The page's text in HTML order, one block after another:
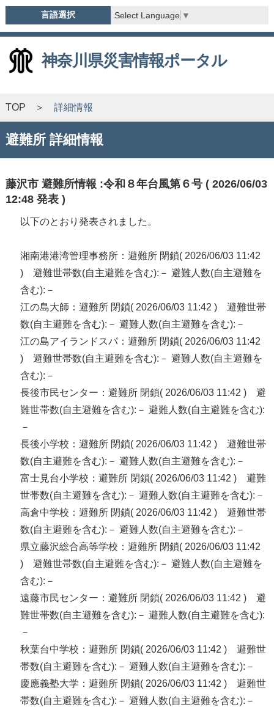
言語選択 Select Language ▼
神奈川県災害情報ポータル
TOP 詳細情報
避難所 詳細情報
藤沢市 避難所情報 :令和８年台風第６号 ( 2026/06/03
12:48 発表 )
以下のとおり発表されました。
湘南港港湾管理事務所：避難所 閉鎖( 2026/06/03 11:42
) 避難世帯数(自主避難を含む):－ 避難人数(自主避難を
含む):－
江の島大師：避難所 閉鎖( 2026/06/03 11:42 ) 避難世帯
数(自主避難を含む):－ 避難人数(自主避難を含む):－
江の島アイランドスパ：避難所 閉鎖( 2026/06/03 11:42
) 避難世帯数(自主避難を含む):－ 避難人数(自主避難を
含む):－
長後市民センター：避難所 閉鎖( 2026/06/03 11:42 ) 避
難世帯数(自主避難を含む):－ 避難人数(自主避難を含む):
－
長後小学校：避難所 閉鎖( 2026/06/03 11:42 ) 避難世帯
数(自主避難を含む):－ 避難人数(自主避難を含む):－
富士見台小学校：避難所 閉鎖( 2026/06/03 11:42 ) 避難
世帯数(自主避難を含む):－ 避難人数(自主避難を含む):－
高倉中学校：避難所 閉鎖( 2026/06/03 11:42 ) 避難世帯
数(自主避難を含む):－ 避難人数(自主避難を含む):－
県立藤沢総合高等学校：避難所 閉鎖( 2026/06/03 11:42
) 避難世帯数(自主避難を含む):－ 避難人数(自主避難を
含む):－
遠藤市民センター：避難所 閉鎖( 2026/06/03 11:42 ) 避
難世帯数(自主避難を含む):－ 避難人数(自主避難を含む):
－
秋葉台中学校：避難所 閉鎖( 2026/06/03 11:42 ) 避難世
帯数(自主避難を含む):－ 避難人数(自主避難を含む):－
慶應義塾大学：避難所 閉鎖( 2026/06/03 11:42 ) 避難世
帯数(自主避難を含む):－ 避難人数(自主避難を含む):－